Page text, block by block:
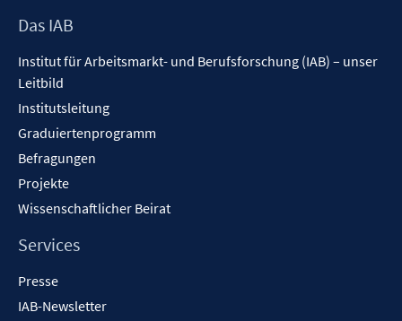
Footer
Das IAB
Institut für Arbeitsmarkt- und Berufsforschung (IAB) – unser
Leitbild
Institutsleitung
Graduiertenprogramm
Befragungen
Projekte
Wissenschaftlicher Beirat
Services
Presse
IAB-Newsletter